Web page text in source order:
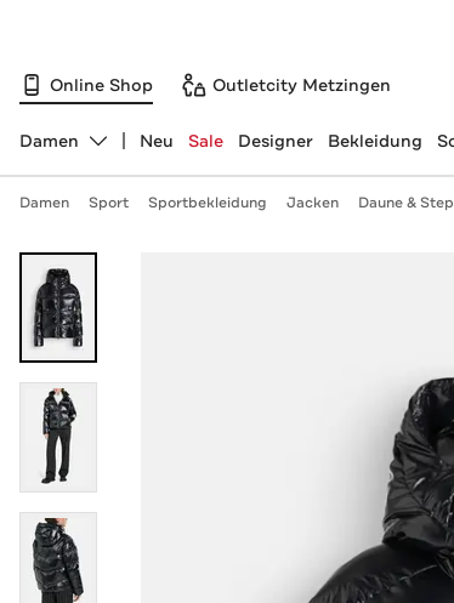
Online Shop Outletcity Metzingen
Abteilung ändern, ausgewählt:
Damen Neu Sale Designer Bekleidung
Damen Sport Sportbekleidung Jacken Daune &